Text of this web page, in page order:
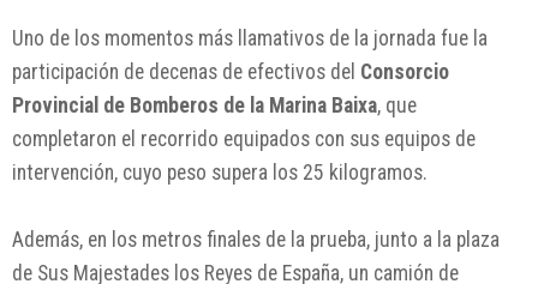
Uno de los momentos más llamativos de la jornada fue la
participación de decenas de efectivos del Consorcio
Provincial de Bomberos de la Marina Baixa, que
completaron el recorrido equipados con sus equipos de
intervención, cuyo peso supera los 25 kilogramos.
Además, en los metros finales de la prueba, junto a la plaza
de Sus Majestades los Reyes de España, un camión de